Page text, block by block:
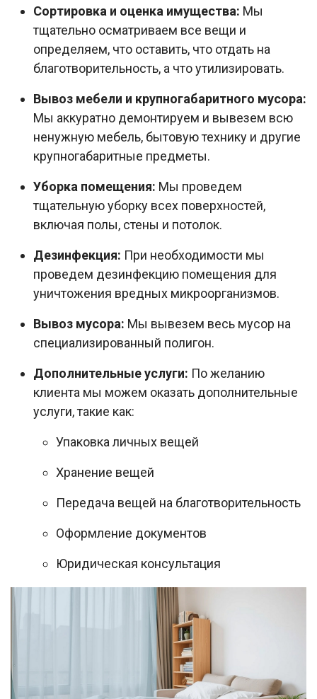
Сортировка и оценка имущества: Мы
тщательно осматриваем все вещи и
определяем, что оставить, что отдать на
благотворительность, а что утилизировать.
Вывоз мебели и крупногабаритного мусора:
Мы аккуратно демонтируем и вывезем всю
ненужную мебель, бытовую технику и другие
крупногабаритные предметы.
Уборка помещения: Мы проведем
тщательную уборку всех поверхностей,
включая полы, стены и потолок.
Дезинфекция: При необходимости мы
проведем дезинфекцию помещения для
уничтожения вредных микроорганизмов.
Вывоз мусора: Мы вывезем весь мусор на
специализированный полигон.
Дополнительные услуги: По желанию
клиента мы можем оказать дополнительные
услуги, такие как:
Упаковка личных вещей
Хранение вещей
Передача вещей на благотворительность
Оформление документов
Юридическая консультация